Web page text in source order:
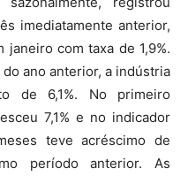
imediatamente anterior,
com taxa de 1,9%.
ano anterior, a indústria
de 6,1%. No primeiro
7,1% e no indicador
teve acréscimo de
período anterior. As